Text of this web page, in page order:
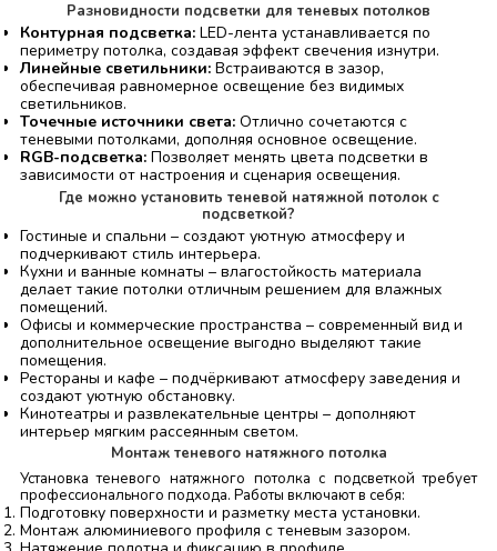
Разновидности подсветки для теневых потолков
Контурная подсветка:LED-лента устанавливается по
периметру потолка, создавая эффект свечения изнутри.
Линейные светильники:Встраиваются в зазор,
обеспечивая равномерное освещение без видимых
светильников.
Точечные источники света:Отлично сочетаются с
теневыми потолками, дополняя основное освещение.
RGB-подсветка:Позволяет менять цвета подсветки в
зависимости от настроения и сценария освещения.
Где можно установить теневой натяжной потолок с
подсветкой?
Гостиные и спальни – создают уютную атмосферу и
подчеркивают стиль интерьера.
Кухни и ванные комнаты – влагостойкость материала
делает такие потолки отличным решением для влажных
помещений.
Офисы и коммерческие пространства – современный вид и
дополнительное освещение выгодно выделяют такие
помещения.
Рестораны и кафе – подчёркивают атмосферу заведения и
создают уютную обстановку.
Кинотеатры и развлекательные центры – дополняют
интерьер мягким рассеянным светом.
Монтаж теневого натяжного потолка
Установка теневого натяжного потолка с подсветкой требует
профессионального подхода. Работы включают в себя:
Подготовку поверхности и разметку места установки.
Монтаж алюминиевого профиля с теневым зазором.